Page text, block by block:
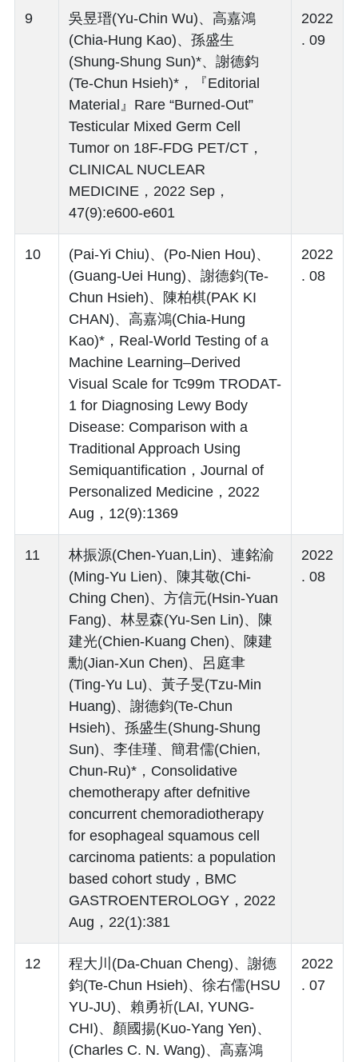
9
吳昱瑨(Yu-Chin Wu)、高嘉鴻
(Chia-Hung Kao)、孫盛生
(Shung-Shung Sun)*、謝德鈞
(Te-Chun Hsieh)*，『Editorial
Material』Rare “Burned-Out”
Testicular Mixed Germ Cell
Tumor on 18F-FDG PET/CT，
CLINICAL NUCLEAR
MEDICINE，2022 Sep，
47(9):e600-e601
2022
. 09
10
(Pai-Yi Chiu)、(Po-Nien Hou)、
(Guang-Uei Hung)、謝德鈞(Te-
Chun Hsieh)、陳柏棋(PAK KI
CHAN)、高嘉鴻(Chia-Hung
Kao)*，Real-World Testing of a
Machine Learning–Derived
Visual Scale for Tc99m TRODAT-
1 for Diagnosing Lewy Body
Disease: Comparison with a
Traditional Approach Using
Semiquantification，Journal of
Personalized Medicine，2022
Aug，12(9):1369
2022
. 08
11
林振源(Chen-Yuan,Lin)、連銘渝
(Ming-Yu Lien)、陳其敬(Chi-
Ching Chen)、方信元(Hsin-Yuan
Fang)、林昱森(Yu-Sen Lin)、陳
建光(Chien-Kuang Chen)、陳建
勳(Jian-Xun Chen)、呂庭聿
(Ting-Yu Lu)、黃子旻(Tzu-Min
Huang)、謝德鈞(Te-Chun
Hsieh)、孫盛生(Shung-Shung
Sun)、李佳瑾、簡君儒(Chien,
Chun-Ru)*，Consolidative
chemotherapy after defnitive
concurrent chemoradiotherapy
for esophageal squamous cell
carcinoma patients: a population
based cohort study，BMC
GASTROENTEROLOGY，2022
Aug，22(1):381
2022
. 08
12
程大川(Da-Chuan Cheng)、謝德
鈞(Te-Chun Hsieh)、徐右儒(HSU
YU-JU)、賴勇祈(LAI, YUNG-
CHI)、顏國揚(Kuo-Yang Yen)、
(Charles C. N. Wang)、高嘉鴻
2022
. 07